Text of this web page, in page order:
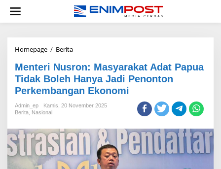
konten
Homepage / BeritaMenteri
Masyarakat
Adat
Papua
Tidak
Boleh
Penonton
Perkembangan
Ekonomi
Menteri Nusron: Masyarakat Adat Papua
Tidak Boleh Hanya Jadi Penonton
Perkembangan Ekonomi
Admin_ep
Kamis, 20 November 2025
Berita Nasional